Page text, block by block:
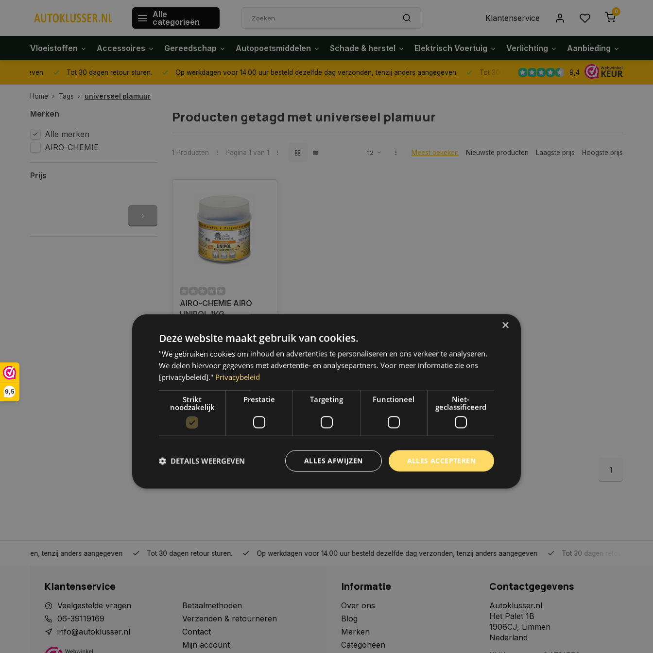
9,5
Alle
categorieën
Klantenservice
0
Vloeistoffen Accessoires Gereedschap Autopoetsmiddelen Schade & herstel Elektrisch Voertuig Verlichting Aanbieding
Tot 30 dagen retour sturen. Op werkdagen voor 14.00 uur besteld dezelfde dag verzonden, tenzij anders aangegeven Tot 30 dagen retour sturen. 9,4
Home Tags universeel plamuur
Merken
Alle merken
AIRO-CHEMIE
Prijs
Producten getagd met universeel plamuur
1 Producten Pagina 1 van 1 Meest bekeken Nieuwste producten Laagste prijs Hoogste prijs
AIRO-CHEMIE AIRO
UNIPOL 1KG
Indien voorradig,
verzending binnen 2 a 3
werkdagen. Boven de 50,-
gratis verzending. (NL &
BE)
€23,85
Vergelijk
1
tenzij anders aangegeven Tot 30 dagen retour sturen. Op werkdagen voor 14.00 uur besteld dezelfde dag verzonden, tenzij anders aangegeven Tot 30 dagen retour sturen.
Klantenservice
Veelgestelde vragen
06-39119169
info@autoklusser.nl
Betaalmethoden
Verzenden & retourneren
Contact
Mijn account
Informatie
Over ons
Blog
Merken
Categorieën
Contactgegevens
Autoklusser.nl
Het Palet 1B
1906CJ, Limmen
Nederland
×
Deze website maakt gebruik van cookies.
"We gebruiken cookies om inhoud en advertenties te personaliseren en ons verkeer te analyseren.
We delen hiervoor gegevens met advertentie- en analysepartners. Voor meer informatie zie ons
[privacybeleid]." Privacybeleid
Strikt
noodzakelijk
Prestatie Targeting Functioneel
Niet-
geclassificeerd
ALLES ACCEPTEREN
ALLES AFWIJZEN
DETAILS WEERGEVEN
Dit cookie wordt gebruikt om een identificatiecode
sessie ID wordt gebruikt om een veilige en
consistente gebruikerservaring te behouden, ervoor
te zorgen dat pagina wijzigingen of item selecties
worden onthouden van pagina naar pagina. Het slaat
geen persoonlijke gegevens op.
__cf_bm
Deze cookie wordt gebruikt om onderscheid te